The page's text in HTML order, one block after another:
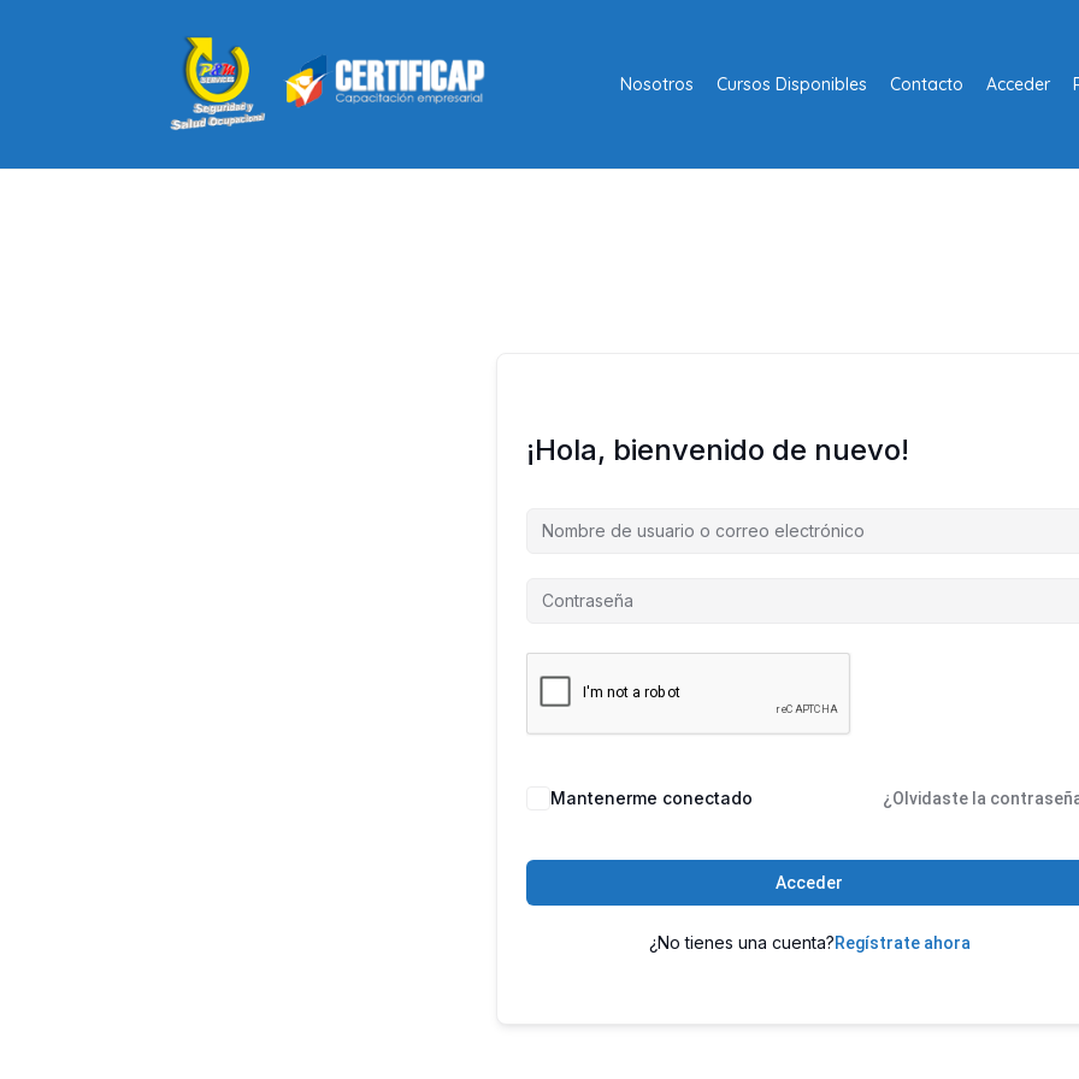
Nosotros Cursos Disponibles Contacto Acceder
¡Hola, bienvenido de nuevo!
Mantenerme conectado ¿Olvidaste la
Acceder
¿No tienes una cuenta?Regístrate ahora